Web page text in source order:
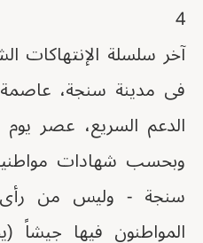
4
آخر سلسلة الإنتهاكات
فى مدينة سنجة، عاصمة
وبحسب شهادات
سنجة - وليس من
المواطنون فيها جيشاً